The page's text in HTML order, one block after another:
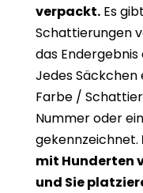
verpackt. Es
Schattierungen
das
Jedes
Farbe /
Nummer oder
gekennzeichnet.
mit Hunderten
und Sie